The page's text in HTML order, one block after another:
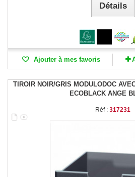
Détails
Ajouter à mes favoris
TIROIR NOIR/GRIS MODULODOC
ECOBLACK ANGE
Réf : 317231